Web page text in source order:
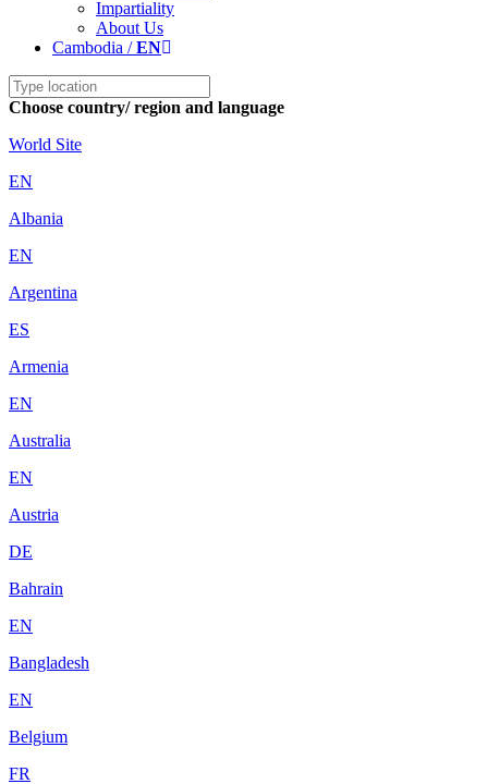
Impartiality
About Us
Cambodia /EN
Choose country/ region and language
World Site
EN
Albania
EN
Argentina
ES
Armenia
EN
Australia
EN
Austria
DE
Bahrain
EN
Bangladesh
EN
Belgium
FR